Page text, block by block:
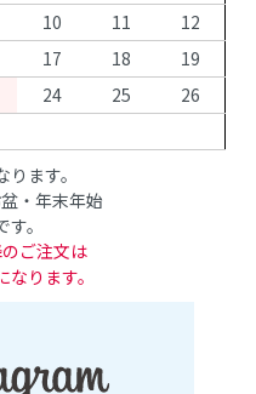
10 11
12
17 18
19
24 25
26
ます。
・年末年始
。
のご注文は
ります。